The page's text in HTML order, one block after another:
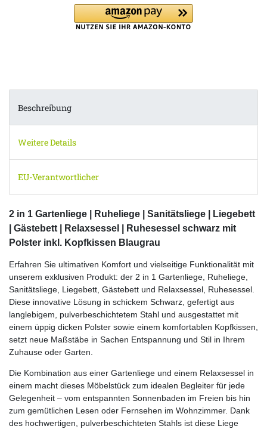
Beschreibung
Weitere Details
EU-Verantwortlicher
2 in 1 Gartenliege | Ruheliege | Sanitätsliege | Liegebett
| Gästebett | Relaxsessel | Ruhesessel schwarz mit
Polster inkl. Kopfkissen Blaugrau
Erfahren Sie ultimativen Komfort und vielseitige Funktionalität mit
unserem exklusiven Produkt: der 2 in 1 Gartenliege, Ruheliege,
Sanitätsliege, Liegebett, Gästebett und Relaxsessel, Ruhesessel.
Diese innovative Lösung in schickem Schwarz, gefertigt aus
langlebigem, pulverbeschichtetem Stahl und ausgestattet mit
einem üppig dicken Polster sowie einem komfortablen Kopfkissen,
setzt neue Maßstäbe in Sachen Entspannung und Stil in Ihrem
Zuhause oder Garten.
Die Kombination aus einer Gartenliege und einem Relaxsessel in
einem macht dieses Möbelstück zum idealen Begleiter für jede
Gelegenheit – vom entspannten Sonnenbaden im Freien bis hin
zum gemütlichen Lesen oder Fernsehen im Wohnzimmer. Dank
des hochwertigen, pulverbeschichteten Stahls ist diese Liege